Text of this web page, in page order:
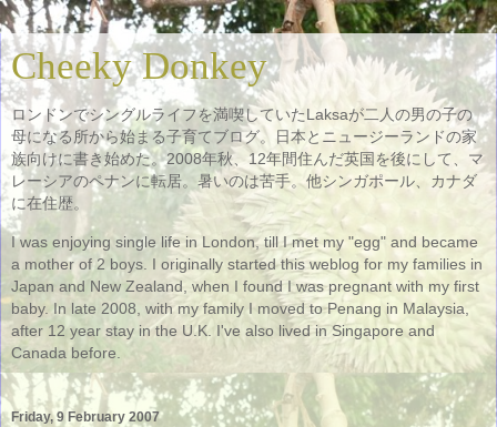
Cheeky Donkey
ロンドンでシングルライフを満喫していたLaksaが二人の男の子の
母になる所から始まる子育てブログ。日本とニュージーランドの家
族向けに書き始めた。2008年秋、12年間住んだ英国を後にして、マ
レーシアのペナンに転居。暑いのは苦手。他シンガポール、カナダ
に在住歴。
I was enjoying single life in London, till I met my "egg" and became
a mother of 2 boys. I originally started this weblog for my families in
Japan and New Zealand, when I found I was pregnant with my first
baby. In late 2008, with my family I moved to Penang in Malaysia,
after 12 year stay in the U.K. I've also lived in Singapore and
Canada before.
Friday, 9 February 2007